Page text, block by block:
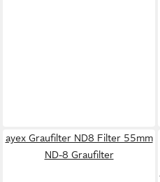
ayex Graufilter ND8 Filter 55mm
ND-8 Graufilter